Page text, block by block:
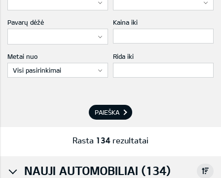
Pavarų dėžė Kaina iki
Metai nuo
Visi pasirinkimai
Rida iki
PAIEŠKA
Rasta 134 rezultatai
NAUJI AUTOMOBILIAI (134)